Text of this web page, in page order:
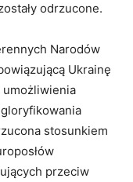
odrzucone.
Narodów
Ukrainę
umożliwienia
stosunkiem
przeciw